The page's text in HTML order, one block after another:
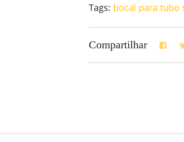
Tags: bocal para tubo
Compartilhar